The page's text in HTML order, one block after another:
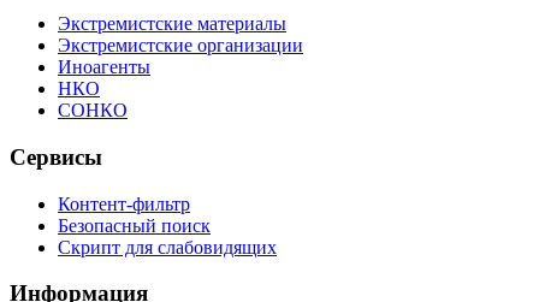
Экстремистские материалы
Экстремистские организации
Иноагенты
НКО
СОНКО
Сервисы
Контент-фильтр
Безопасный поиск
Скрипт для слабовидящих
Информация